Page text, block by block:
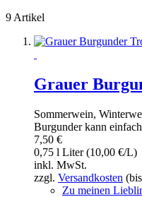
9 Artikel
Grauer
Sommerwein,
Burgunder kann
7,50 €
0,75 l Liter (10,00 €/L)
inkl. MwSt.
zzgl. Versandkosten
Zu meinen